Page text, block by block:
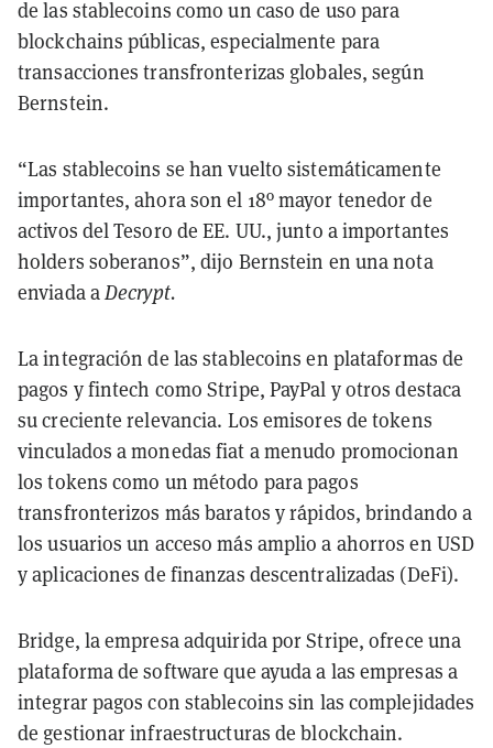
de las stablecoins como un caso de uso para
blockchains públicas, especialmente para
transacciones transfronterizas globales, según
Bernstein.
“Las stablecoins se han vuelto sistemáticamente
importantes, ahora son el 18º mayor tenedor de
activos del Tesoro de EE. UU., junto a importantes
holders soberanos”, dijo Bernstein en una nota
enviada aDecrypt.
La integración de las stablecoins en plataformas de
pagos y fintech como Stripe, PayPal y otros destaca
su creciente relevancia. Los emisores de tokens
vinculados a monedas fiat a menudo promocionan
los tokens como un método para pagos
transfronterizos más baratos y rápidos, brindando a
los usuarios un acceso más amplio a ahorros en USD
y aplicaciones de finanzas descentralizadas (DeFi).
Bridge, la empresa adquirida por Stripe, ofrece una
plataforma de software que ayuda a las empresas a
integrar pagos con stablecoins sin las complejidades
de gestionar infraestructuras de blockchain.